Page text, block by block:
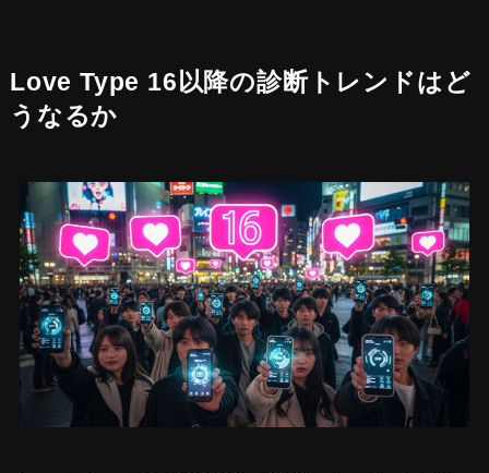
Love Type 16以降の診断トレンドはど
うなるか